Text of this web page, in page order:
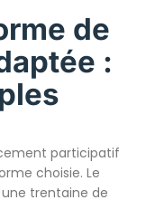
de
:
participatif
choisie. Le
trentaine de